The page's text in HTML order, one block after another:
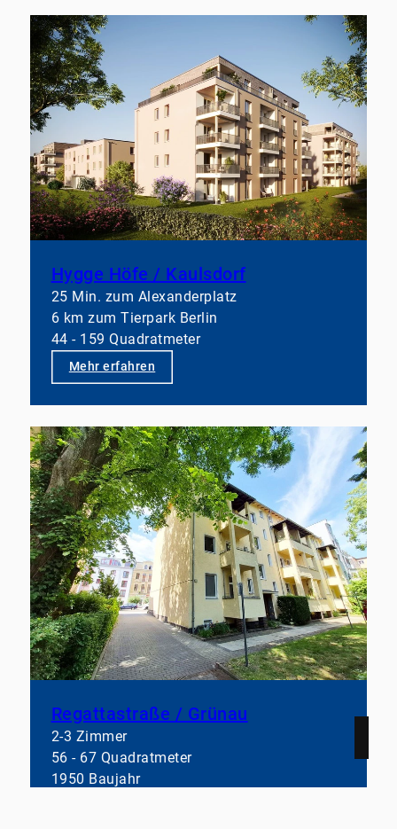
Hygge Höfe / Kaulsdorf
25 Min. zum Alexanderplatz
6 km zum Tierpark Berlin
44 - 159 Quadratmeter
Mehr erfahren
Regattastraße / Grünau
2-3 Zimmer
56 - 67 Quadratmeter
1950 Baujahr